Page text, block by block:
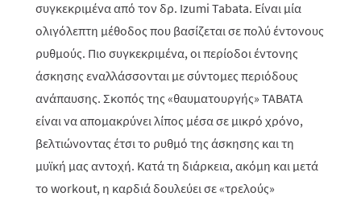
συγκεκριμένα από τον δρ. Izumi Tabata. Είναι μία
ολιγόλεπτη μέθοδος που βασίζεται σε πολύ έντονους
ρυθμούς. Πιο συγκεκριμένα, οι περίοδοι έντονης
άσκησης εναλλάσσονται με σύντομες περιόδους
ανάπαυσης. Σκοπός της «θαυματουργής» TABATA
είναι να απομακρύνει λίπος μέσα σε μικρό χρόνο,
βελτιώνοντας έτσι το ρυθμό της άσκησης και τη
μυϊκή μας αντοχή. Κατά τη διάρκεια, ακόμη και μετά
το workout, η καρδιά δουλεύει σε «τρελούς»